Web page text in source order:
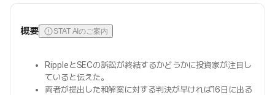
概要 STAT AIのご案内
RippleとSECの訴訟が終結するかどうかに投資家が注目し
ていると伝えた。
両者が提出した和解案に対する判決が早ければ16日に出る